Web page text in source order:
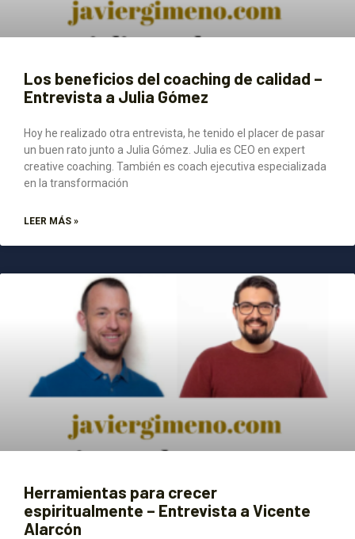
Los beneficios del coaching de calidad –
Entrevista a Julia Gómez
Hoy he realizado otra entrevista, he tenido el placer de pasar
un buen rato junto a Julia Gómez. Julia es CEO en expert
creative coaching. También es coach ejecutiva especializada
en la transformación
LEER MÁS »
Herramientas para crecer
espiritualmente – Entrevista a Vicente
Alarcón